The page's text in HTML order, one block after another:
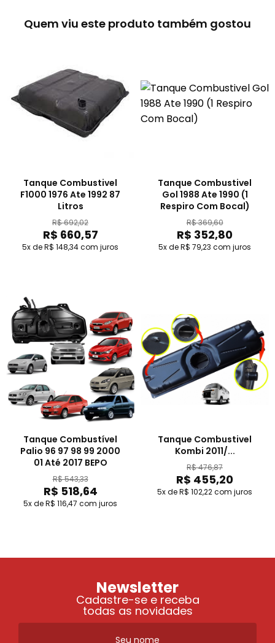
Quem viu este produto também gostou
Tanque Combustivel
F1000 1976 Ate 1992 87
Litros
R$ 692,02
R$ 660,57
5x de R$ 148,34com juros
Tanque Combustivel
Gol 1988 Ate 1990 (1
Respiro Com Bocal)
R$ 369,60
R$ 352,80
5x de R$ 79,23 com juros
Tanque Combustível
Palio 96 97 98 99 2000
01 Até 2017 BEPO
R$ 543,33
R$ 518,64
5x de R$ 116,47 com juros
Tanque Combustivel
Kombi 2011/...
R$ 476,87
R$ 455,20
5x de R$ 102,22com juros
Newsletter
Cadastre-se e receba
todas as novidades